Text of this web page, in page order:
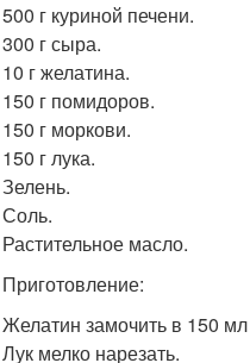
500 г куриной печени.
300 г сыра.
10 г желатина.
150 г помидоров.
150 г моркови.
150 г лука.
Зелень.
Соль.
Растительное масло.
Приготовление:
Желатин замочить в 150
Лук мелко нарезать.